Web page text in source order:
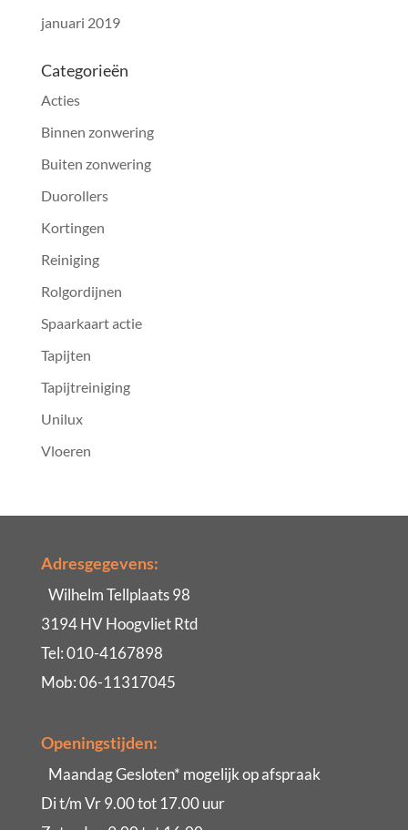
januari 2019
Categorieën
Acties
Binnen zonwering
Buiten zonwering
Duorollers
Kortingen
Reiniging
Rolgordijnen
Spaarkaart actie
Tapijten
Tapijtreiniging
Unilux
Vloeren
Adresgegevens:
Wilhelm Tellplaats 98
3194 HV Hoogvliet Rtd
Tel: 010-4167898
Mob: 06-11317045
Openingstijden:
Maandag Gesloten* mogelijk op afspraak
Di t/m Vr 9.00 tot 17.00 uur